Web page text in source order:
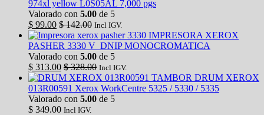
974xl yellow L0S05AL 7,000 pgs
Valorado con 5.00 de 5
$ 99.00 $142.00 Incl IGV.
IMPRESORA XEROX
PASHER 3330 V_DNIP MONOCROMATICA
Valorado con 5.00 de 5
$ 313.00 $328.00 Incl IGV.
TAMBOR DRUM XEROX
013R00591 Xerox WorkCentre 5325 / 5330 / 5335
Valorado con 5.00 de 5
$ 349.00 Incl IGV.